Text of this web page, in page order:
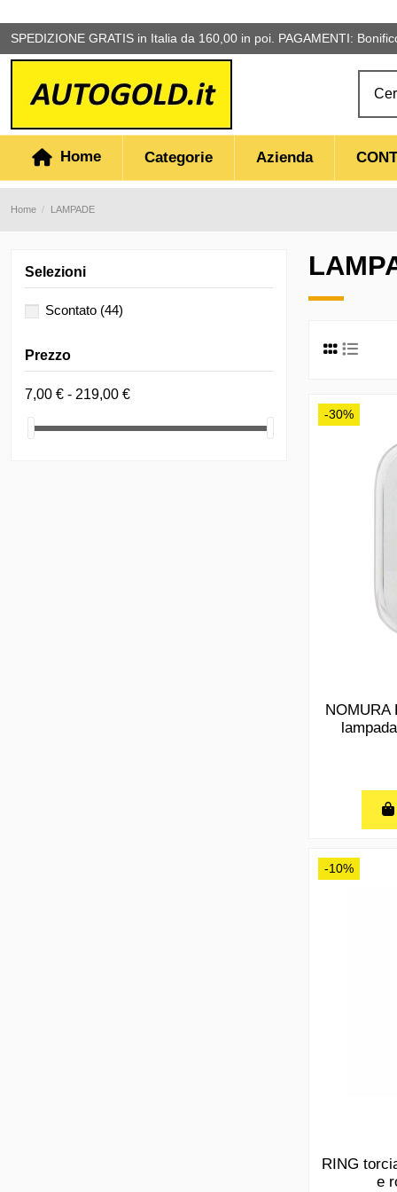
SPEDIZIONE GRATIS in Italia da 160,00 in poi. PAGAMENTI:
Home Categorie Azienda
Home LAMPADE
-30%
NOMURA
-10%
RING
e
Selezioni
Scontato (44)
Prezzo
7,00 € - 219,00 €